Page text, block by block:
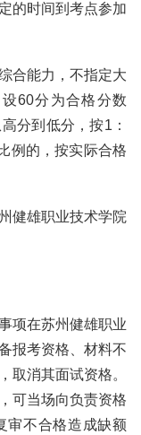
的时间到考点参加
合能力，不指定大
60分为合格分数
分到低分，按1：
例的，按实际合格
健雄职业技术学院
项在苏州健雄职业
报考资格、材料不
取消其面试资格。
可当场向负责资格
审不合格造成缺额